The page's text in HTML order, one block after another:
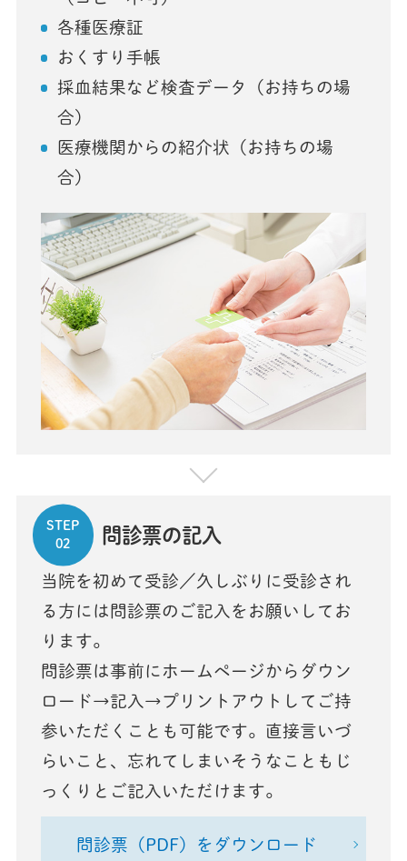
各種医療証
おくすり手帳
採血結果など検査データ（お持ちの場
合）
医療機関からの紹介状（お持ちの場
合）
STEP
02
問診票の記入
当院を初めて受診／久しぶりに受診され
る方には問診票のご記入をお願いしてお
ります。
問診票は事前にホームページからダウン
ロード→記入→プリントアウトしてご持
参いただくことも可能です。直接言いづ
らいこと、忘れてしまいそうなこともじ
っくりとご記入いただけます。
問診票（PDF）をダウンロード